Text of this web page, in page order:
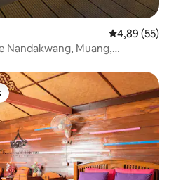
Évaluation
4,89 (55)
Nandakwang, Muang,